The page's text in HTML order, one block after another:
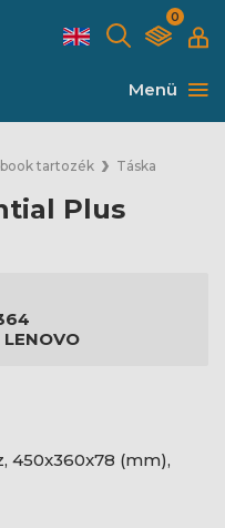
0
Menü
tartozék Táska
Plus
LENOVO
450x360x78 (mm),